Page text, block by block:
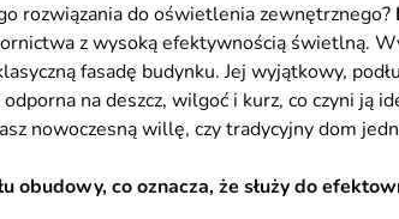
rozwiązania do oświetlenia zewnętrznego?
z wysoką efektywnością świetlną.
fasadę budynku. Jej wyjątkowy,
odporna na deszcz, wilgoć i kurz, co czyni ją
nowoczesną willę, czy tradycyjny dom
obudowy, co oznacza, że służy do